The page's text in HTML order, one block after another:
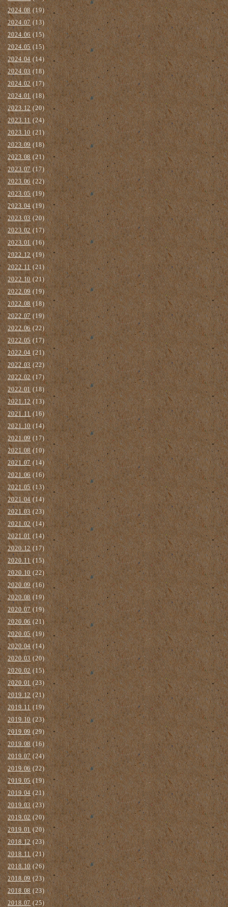
2024.08(19)
2024.07(13)
2024.06(15)
2024.05 (15)
2024.04(14)
2024.03(18)
2024.02(17)
2024.01 (18)
2023.12(20)
2023.11(24)
2023.10(21)
2023.09 (18)
2023.08(21)
2023.07(17)
2023.06(22)
2023.05(19)
2023.04(19)
2023.03(20)
2023.02(17)
2023.01 (16)
2022.12(19)
2022.11(21)
2022.10(21)
2022.09(19)
2022.08 (18)
2022.07(19)
2022.06(22)
2022.05 (17)
2022.04(21)
2022.03(22)
2022.02 (17)
2022.01(18)
2021.12(13)
2021.11(16)
2021.10 (14)
2021.09(17)
2021.08(10)
2021.07(14)
2021.06(16)
2021.05(13)
2021.04 (14)
2021.03(23)
2021.02 (14)
2021.01(14)
2020.12(17)
2020.11(15)
2020.10 (22)
2020.09(16)
2020.08(19)
2020.07(19)
2020.06 (21)
2020.05(19)
2020.04(14)
2020.03(20)
2020.02 (15)
2020.01(23)
2019.12(21)
2019.11 (19)
2019.10 (23)
2019.09(29)
2019.08(16)
2019.07(24)
2019.06(22)
2019.05(19)
2019.04(21)
2019.03(23)
2019.02(20)
2019.01(20)
2018.12(23)
2018.11(21)
2018.10(26)
2018.09 (23)
2018.08(23)
2018.07(25)